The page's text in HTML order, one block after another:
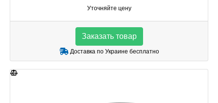
Уточняйте цену
Заказать товар
Доставка по Украине бесплатно